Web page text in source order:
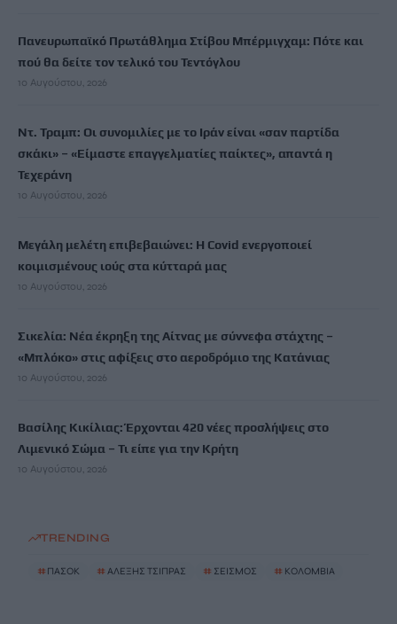
Πανευρωπαϊκό Πρωτάθλημα Στίβου Μπέρμιγχαμ: Πότε και
πού θα δείτε τον τελικό του Τεντόγλου
10 Αυγούστου, 2026
Ντ. Τραμπ: Οι συνομιλίες με το Ιράν είναι «σαν παρτίδα
σκάκι» – «Είμαστε επαγγελματίες παίκτες», απαντά η
Τεχεράνη
10 Αυγούστου, 2026
Μεγάλη μελέτη επιβεβαιώνει: Η Covid ενεργοποιεί
κοιμισμένους ιούς στα κύτταρά μας
10 Αυγούστου, 2026
Σικελία: Νέα έκρηξη της Αίτνας με σύννεφα στάχτης –
«Μπλόκο» στις αφίξεις στο αεροδρόμιο της Κατάνιας
10 Αυγούστου, 2026
Βασίλης Κικίλιας: Έρχονται 420 νέες προσλήψεις στο
Λιμενικό Σώμα – Τι είπε για την Κρήτη
10 Αυγούστου, 2026
TRENDING
# ΠΑΣΟΚ # ΑΛΕΞΗΣ ΤΣΙΠΡΑΣ # ΣΕΙΣΜΟΣ # ΚΟΛΟΜΒΙΑ